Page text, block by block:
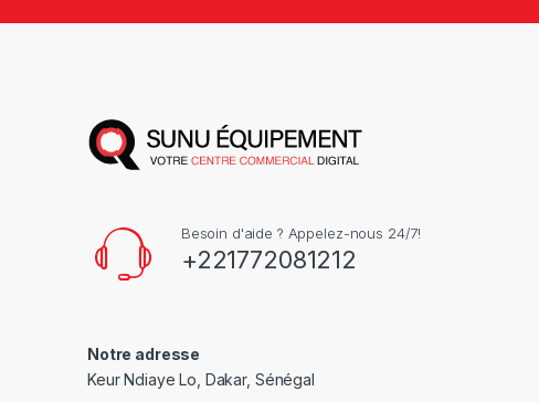
Besoin d'aide ? Appelez-nous 24/7!
+221772081212
Notre adresse
Keur Ndiaye Lo, Dakar, Sénégal